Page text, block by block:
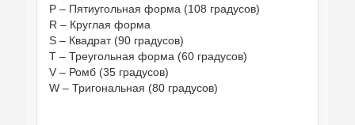
P – Пятиугольная форма (108 градусов)
R – Круглая форма
S – Квадрат (90 градусов)
T – Треугольная форма (60 градусов)
V – Ромб (35 градусов)
W – Тригональная (80 градусов)